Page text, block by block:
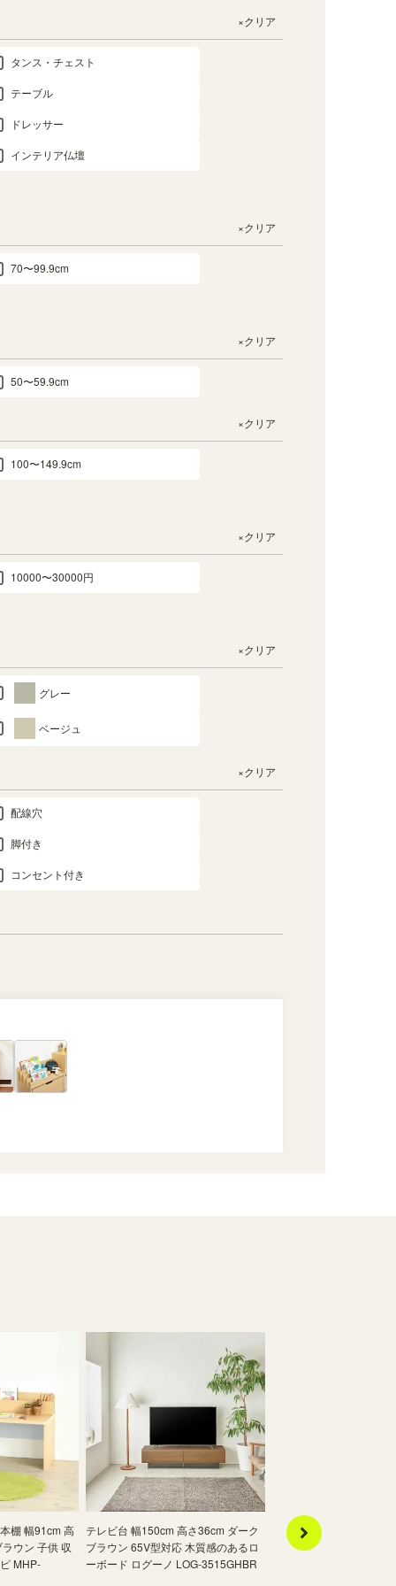
×クリア
タンス・チェスト
テーブル
ドレッサー
インテリア仏壇
×クリア
70〜99.9cm
×クリア
50〜59.9cm
×クリア
100〜149.9cm
×クリア
10000〜30000円
×クリア
グレー
ベージュ
×クリア
配線穴
脚付き
コンセント付き
棚 幅91cm 高
ウン 子供 収
MHP-
テレビ台 幅150cm 高さ36cm ダーク
ブラウン 65V型対応 木質感のあるロ
ーボード ログーノ LOG-3515GHBR
絵本棚 おもちゃディス
幅91cm 高さ26cm アイ